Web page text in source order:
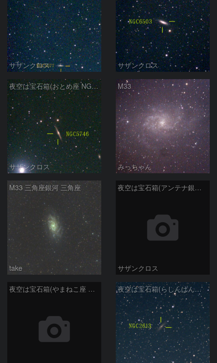
サザンクロス サザンクロス
夜空は宝石箱(おとめ座 NGC5746) Seestar50
サザンクロス
M33
みっちゃん
M33 三角座銀河 三角座
take
夜空は宝石箱(アンテナ銀河 NGC4038) Seestar50
サザンクロス
夜空は宝石箱(やまねこ座 NGC2683) Seestar50 夜空は宝石箱(らしんばん座 NGC2613) Seestar50